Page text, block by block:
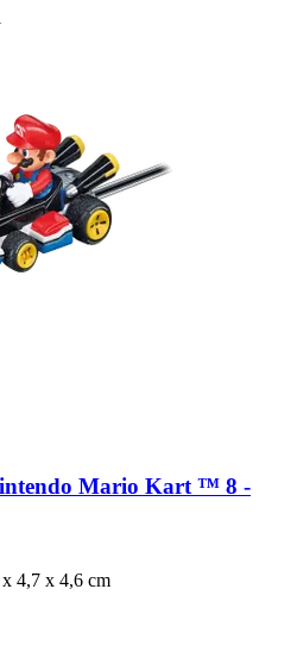
Mario Kart ™ 8 -​
4,7 x 4,6 cm